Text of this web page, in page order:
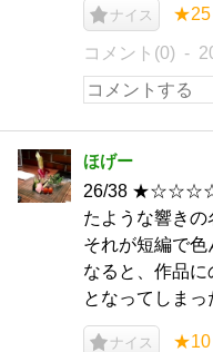
ナイス ★25
コメント(0)
ほげー
26/38 ★☆☆☆☆
たような響き
それが短編で色
なると、作品に
となってしまっ
ナイス ★10